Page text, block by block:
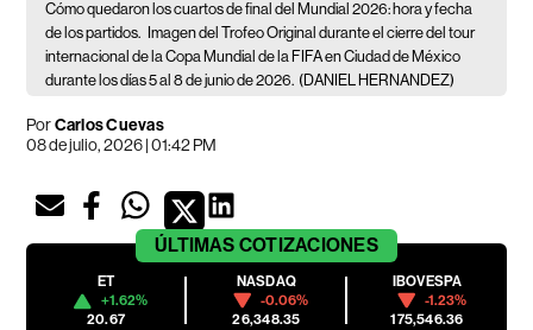
Cómo quedaron los cuartos de final del Mundial 2026: hora y fecha
de los partidos. Imagen del Trofeo Original durante el cierre del tour
internacional de la Copa Mundial de la FIFA en Ciudad de México
durante los días 5 al 8 de junio de 2026. (DANIEL HERNANDEZ)
PorCarlos Cuevas
08 de julio, 2026 | 01:42 PM
ÚLTIMAS COTIZACIONES
ET
+1.62%
20.67
NASDAQ
-0.06%
26,348.35
IBOVESPA
-1.23%
175,546.36